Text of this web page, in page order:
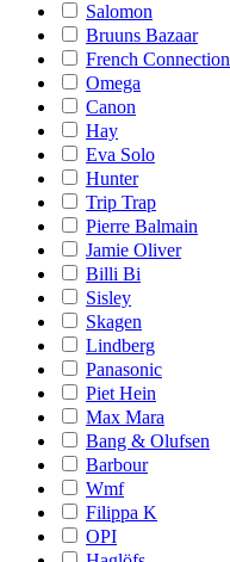
Salomon
Bruuns Bazaar
French Connection
Omega
Canon
Hay
Eva Solo
Hunter
Trip Trap
Pierre Balmain
Jamie Oliver
Billi Bi
Sisley
Skagen
Lindberg
Panasonic
Piet Hein
Max Mara
Bang & Olufsen
Barbour
Wmf
Filippa K
OPI